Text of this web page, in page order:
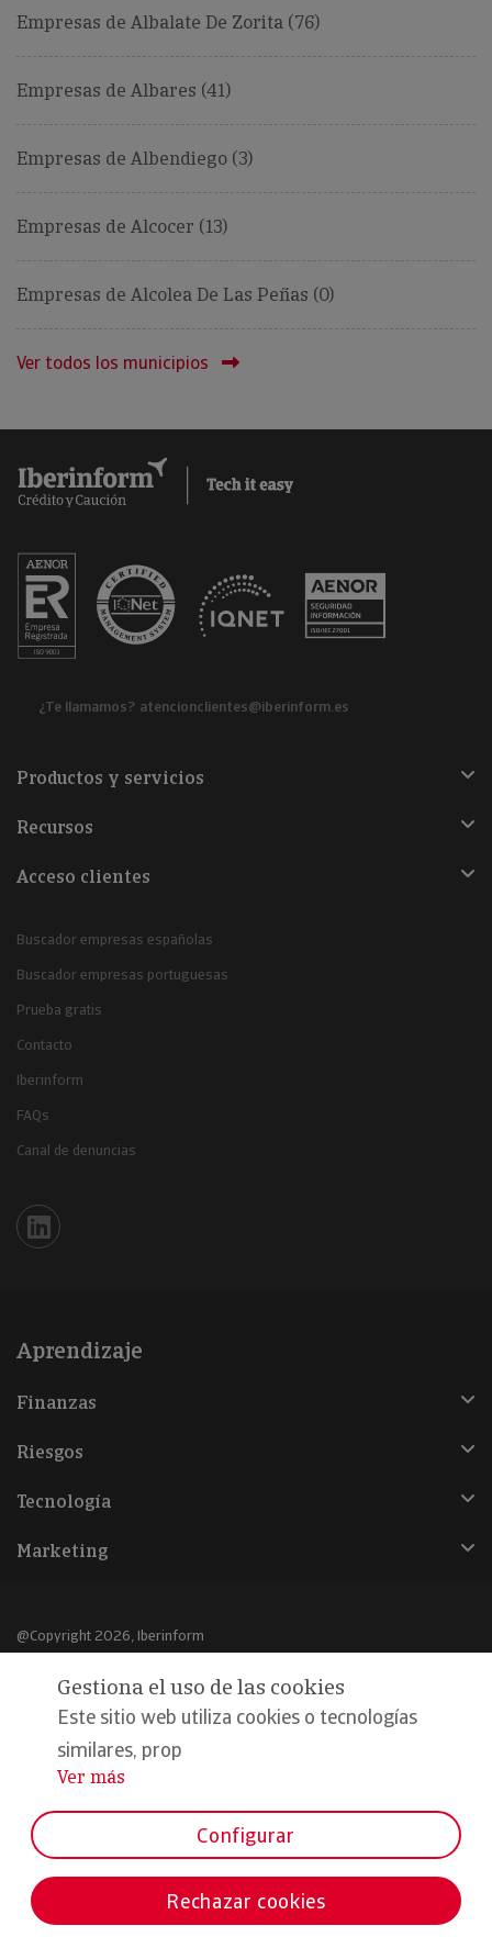
Empresas de Albalate De Zorita (76)
Empresas de Albares (41)
Empresas de Albendiego (3)
Empresas de Alcocer (13)
Empresas de Alcolea De Las Peñas (0)
Ver todos los municipios
¿Te llamamos? atencionclientes@iberinform.es
Productos y servicios
Recursos
Acceso clientes
Buscador empresas españolas
Buscador empresas portuguesas
Prueba gratis
Contacto
Iberinform
FAQs
Canal de denuncias
Iberinform en Linkedin
Aprendizaje
Finanzas
Riesgos
Tecnología
Marketing
@Copyright 2026, Iberinform
Aviso legal
Política de cookies
Declaración de privacidad
Formamos parte de:
Gestiona el uso de las cookies
Este sitio web utiliza cookies o tecnologías
similares, prop
...
Ver más
Configurar
Rechazar cookies